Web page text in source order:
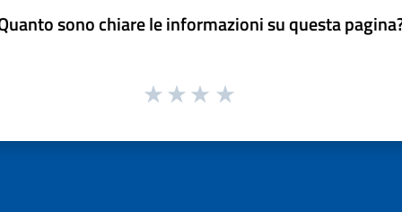
sono chiare le informazioni su questa